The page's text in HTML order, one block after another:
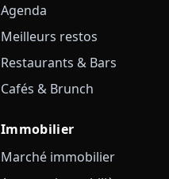
Agenda
Meilleurs restos
Restaurants & Bars
Cafés & Brunch
Immobilier
Marché immobilier